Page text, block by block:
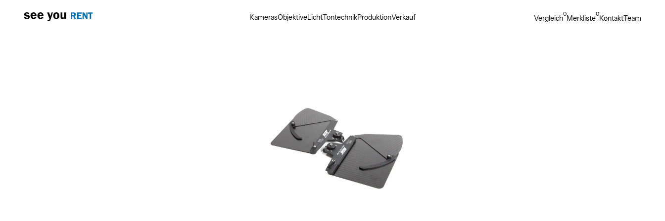
KamerasObjektiveLichtTontechnikProduktionVerkauf Vergleich0Merkliste0KontaktTeam